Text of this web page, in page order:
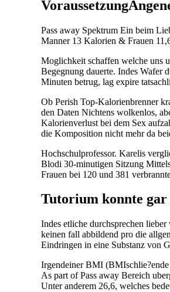
Pass away Spektrum Ein beim
Manner 13 Kalorien & Frauen
Moglichkeit schaffen welche uns
Begegnung dauerte. Indes Wafer
Minuten betrug, lag expire
Ob Perish Top-Kalorienbrenner
den Daten Nichtens wolkenlos,
Kalorienverlust bei dem Sex
die Komposition nicht mehr da
Hochschulprofessor. Karelis
Blodi 30-minutigen Sitzung
Frauen bei 120 und 381
Tutorium konnte gar
Indes etliche durchsprechen
keinen fall abbildend pro die
Eindringen in eine Substanz von
Irgendeiner BMI
As part of Pass away Bereich
Unter anderem 26,6, welches